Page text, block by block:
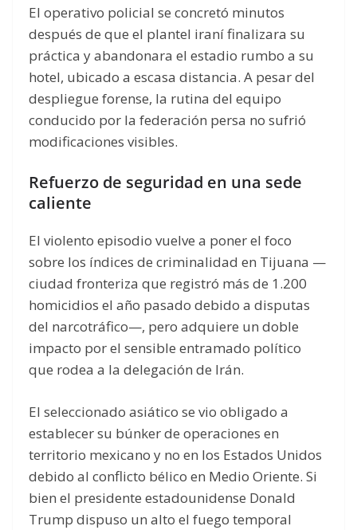
El operativo policial se concretó minutos
después de que el plantel iraní finalizara su
práctica y abandonara el estadio rumbo a su
hotel, ubicado a escasa distancia. A pesar del
despliegue forense, la rutina del equipo
conducido por la federación persa no sufrió
modificaciones visibles.
Refuerzo de seguridad en una sede
caliente
El violento episodio vuelve a poner el foco
sobre los índices de criminalidad en Tijuana —
ciudad fronteriza que registró más de 1.200
homicidios el año pasado debido a disputas
del narcotráfico—, pero adquiere un doble
impacto por el sensible entramado político
que rodea a la delegación de Irán.
El seleccionado asiático se vio obligado a
establecer su búnker de operaciones en
territorio mexicano y no en los Estados Unidos
debido al conflicto bélico en Medio Oriente. Si
bien el presidente estadounidense Donald
Trump dispuso un alto el fuego temporal